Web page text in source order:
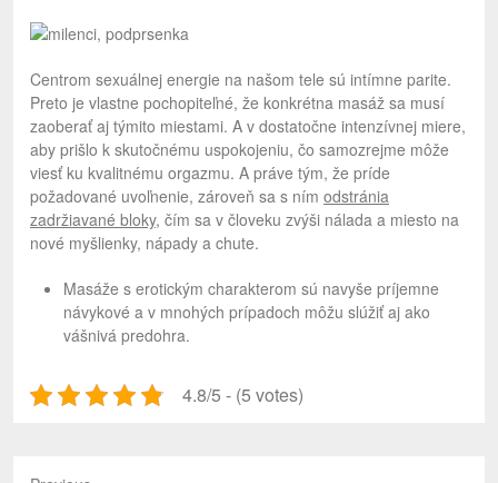
Centrom sexuálnej energie na našom tele sú intímne parite.
Preto je vlastne pochopiteľné, že konkrétna masáž sa musí
zaoberať aj týmito miestami. A v dostatočne intenzívnej miere,
aby prišlo k skutočnému uspokojeniu, čo samozrejme môže
viesť ku kvalitnému orgazmu. A práve tým, že príde
požadované uvoľnenie, zároveň sa s ním odstránia
zadržiavané bloky, čím sa v človeku zvýši nálada a miesto na
nové myšlienky, nápady a chute.
Masáže s erotickým charakterom sú navyše príjemne
návykové a v mnohých prípadoch môžu slúžiť aj ako
vášnivá predohra.
4.8/5 - (5 votes)